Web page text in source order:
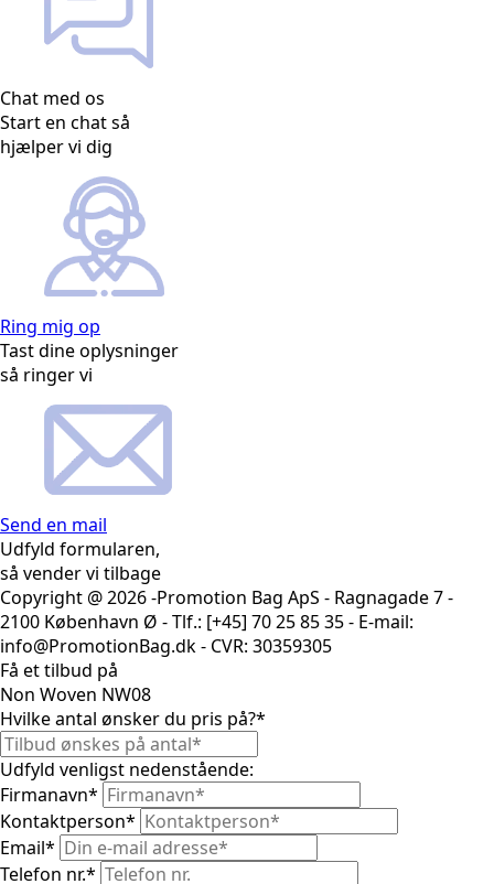
Chat med os
Start en chat så
hjælper vi dig
Ring mig op
Tast dine oplysninger
så ringer vi
Send en mail
Udfyld formularen,
så vender vi tilbage
Copyright @ 2026 -Promotion Bag ApS - Ragnagade 7 -
2100 København Ø - Tlf.: [+45] 70 25 85 35 - E-mail:
info@PromotionBag.dk - CVR: 30359305
Få et tilbud på
Non Woven NW08
Hvilke antal ønsker du pris på?*
Udfyld venligst nedenstående:
Firmanavn*
Kontaktperson*
Email*
Telefon nr.*